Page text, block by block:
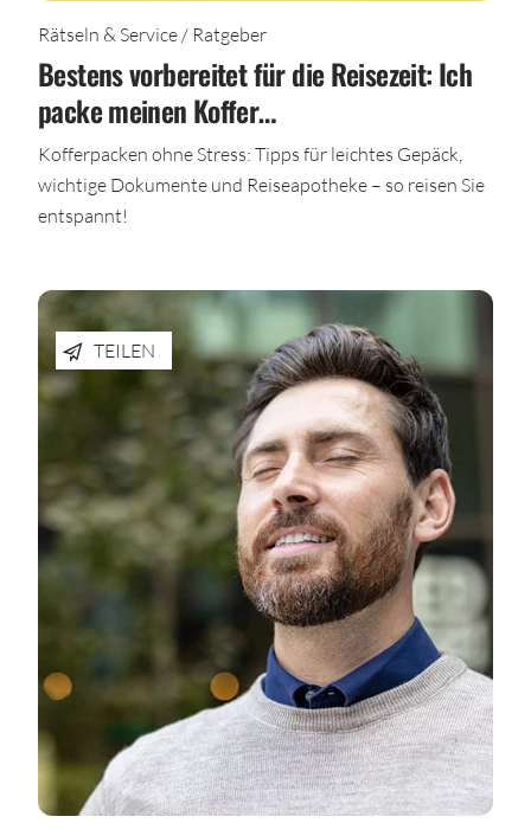
Rätseln & Service / Ratgeber
Bestens vorbereitet für die Reisezeit: Ich
packe meinen Koffer…
Kofferpacken ohne Stress: Tipps für leichtes Gepäck,
wichtige Dokumente und Reiseapotheke – so reisen Sie
entspannt!
TEILEN